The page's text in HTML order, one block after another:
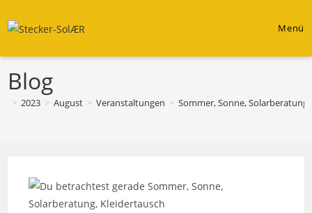
Inhalt
Menü
Blog
> 2023 > August > Veranstaltungen > Sommer, Sonne,